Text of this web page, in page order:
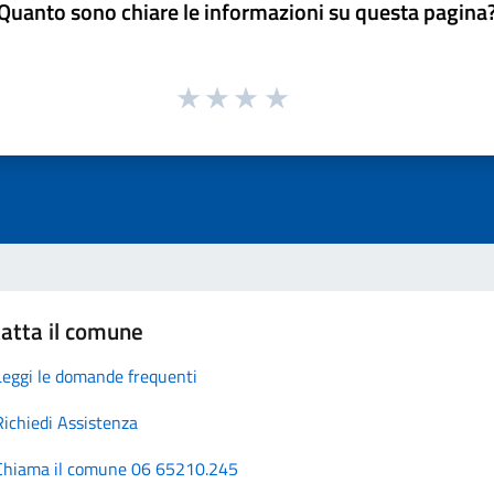
sono chiare le informazioni su questa
il comune
le domande frequenti
Assistenza
il comune 06 65210.245